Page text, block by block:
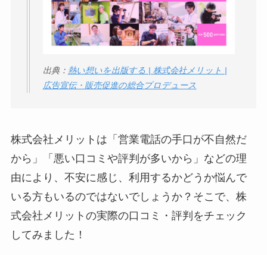
ユリカコーポレーシ
ョンは怪しい？口コ
ミ・評価が正直ヤバ
いって本当？
判は実際どう？
Temuは怪しい？口コ
ミ・評判が正直ヤバ
い って本当？
出典： 熱い想いを出版する | 株式会社メリット |
広告宣伝・販売促進の総合プロデュース
株式会社メリットは「営業電話の手口が不自然だ
から」「悪い口コミや評判が多いから」などの理
由により、不安に感じ、利用するかどうか悩んで
いる方もいるのではないでしょうか？そこで、株
式会社メリットの実際の口コミ・評判をチェック
してみました！